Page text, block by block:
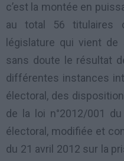
c’est la montée en
au total 56 titulaires
législature qui vient de
sans doute le résultat
différentes instances
électoral, des
de la loi n°2012/001
électoral, modifiée et
du 21 avril 2012 sur la